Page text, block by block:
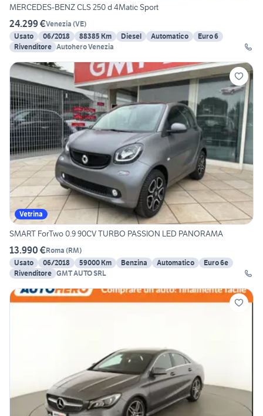
MERCEDES-BENZ CLS 250 d 4Matic Sport
24.299 €Venezia (VE)
Usato
06/2018 88385 Km Diesel Automatico
Euro 6
Rivenditore Autohero Venezia
Vetrina
SMART ForTwo 0.9 90CV TURBO PASSION LED PANORAMA
13.990 €Roma (RM)
Usato
06/2018 59000 Km Benzina Automatico
Euro 6e
Rivenditore GMT AUTO SRL